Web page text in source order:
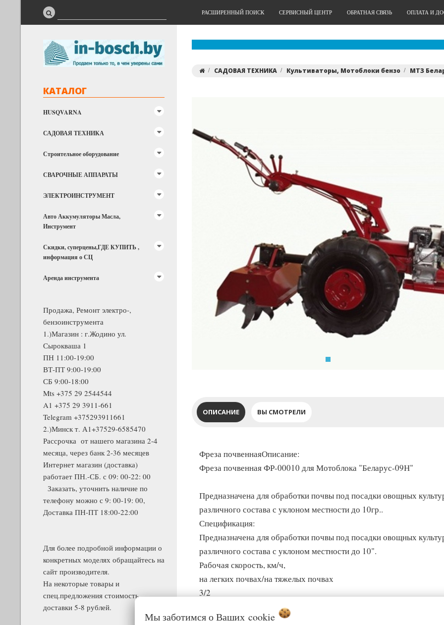
РАСШИРЕННЫЙ ПОИСК СЕРВИСНЫЙ ЦЕНТР ОБРАТНАЯ СВЯЗЬ ОПЛАТА И
КАТАЛОГ
HUSQVARNA
САДОВАЯ ТЕХНИКА
Строительное оборудование
СВАРОЧНЫЕ АППАРАТЫ
ЭЛЕКТРОИНСТРУМЕНТ
Авто Аккумуляторы Масла,
Инструмент
Скидки, суперцены,ГДЕ КУПИТЬ ,
информация о СЦ
Аренда инструмента
Продажа, Ремонт электро-,
бензоинструмента
1.)Магазин : г.Жодино ул.
Сырокваша 1
ПН 11:00-19:00
ВТ-ПТ 9:00-19:00
СБ 9:00-18:00
Mts +375 29 2544544
A1 +375 29 3911-661
Telegram +375293911661
2.)Минск т. А1+37529-6585470
Рассрочка от нашего магазина 2-4
месяца, через банк 2-36 месяцев
Интернет магазин (доставка)
работает ПН.-СБ. с 09: 00-22: 00
Заказать, уточнить наличие по
телефону можно с 9: 00-19: 00,
Доставка ПН-ПТ 18:00-22:00
Для более подробной информации о
конкретных моделях обращайтесь на
сайт производителя.
На некоторые товары и
спец.предложения стоимость
доставки 5-8 рублей.
САДОВАЯ ТЕХНИКА Культиваторы, Мотоблоки бензо МТЗ
ОПИСАНИЕ ВЫ СМОТРЕЛИ
Фреза почвеннаяОписание:
Фреза почвенная ФР-00010 для Мотоблока "Беларус-09Н"
Предназначена для обработки почвы под посадки овощных
различного состава с уклоном местности до 10гр..
Спецификация:
Предназначена для обработки почвы под посадки овощных
различного состава с уклоном местности до 10".
Рабочая скорость, км/ч,
на легких почвах/на тяжелых почвах
3/2
Ширина захвата регул., м
Мы заботимся о Ваших cookie